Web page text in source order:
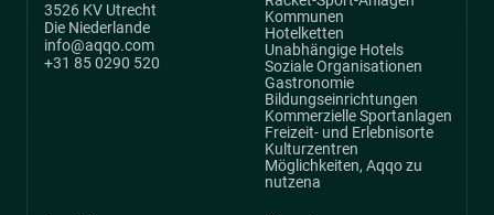
3526 KV Utrecht
Die Niederlande
info@aqqo.com
+31 85 0290 520
Kommunen
Hotelketten
Unabhängige Hotels
Soziale Organisationen
Gastronomie
Bildungseinrichtungen
Kommerzielle Sportanlagen
Freizeit- und Erlebnisorte
Kulturzentren
Möglichkeiten, Aqqo zu
nutzena